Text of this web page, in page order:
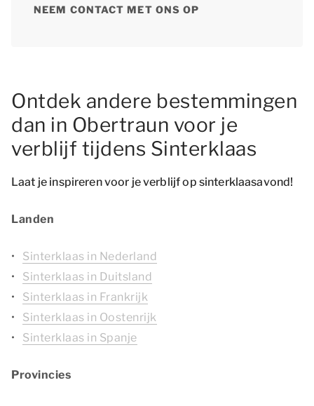
NEEM CONTACT MET ONS OP
Ontdek andere bestemmingen
dan in Obertraun voor je
verblijf tijdens Sinterklaas
Laat je inspireren voor je verblijf op sinterklaasavond!
Landen
Sinterklaas in Nederland
Sinterklaas in Duitsland
Sinterklaas in Frankrijk
Sinterklaas in Oostenrijk
Sinterklaas in Spanje
Provincies